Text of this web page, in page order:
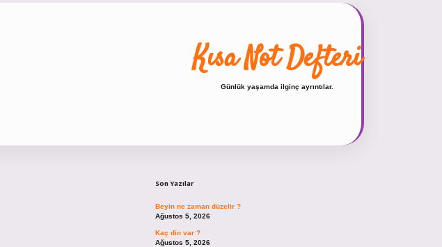
Kısa Not Defteri
Günlük yaşamda ilginç ayrıntılar.
Son Yazılar
Beyin ne zaman düzelir ?
Ağustos 5, 2026
Kaç din var ?
Ağustos 5, 2026